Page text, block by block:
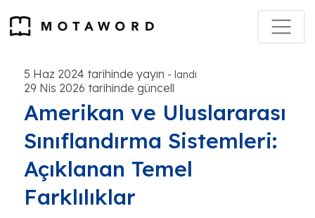
5 Haz 2024 tarihinde yayın - landı
29 Nis 2026 tarihinde güncell
Amerikan ve Uluslararası
Sınıflandırma Sistemleri:
Açıklanan Temel
Farklılıklar